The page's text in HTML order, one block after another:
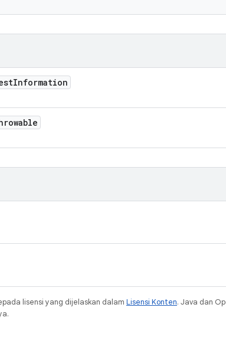
Information
lisensi yang dijelaskan dalam Lisensi Konten. Java dan